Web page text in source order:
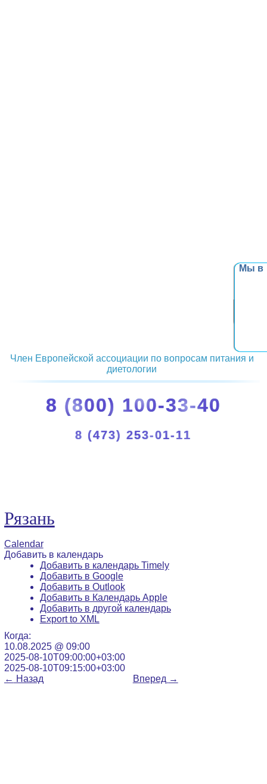
Мы в
Член Европейской ассоциации по вопросам питания и
диетологии
8 (800) 100-33-40
8 (473) 253-01-11
Рязань
Calendar
Добавить в календарь
Добавить в календарь Timely
Добавить в Google
Добавить в Outlook
Добавить в Календарь Apple
Добавить в другой календарь
Export to XML
Когда:
10.08.2025 @ 09:00
2025-08-10T09:00:00+03:00
2025-08-10T09:15:00+03:00
← Назад Вперед →